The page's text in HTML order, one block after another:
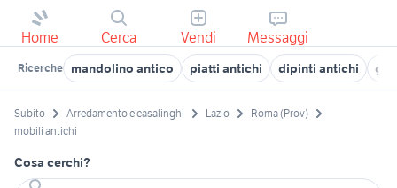
Home Cerca Vendi Messaggi
Ricerche mandolino antico piatti antichi dipinti antichi
Subito Arredamento e casalinghi Lazio
Roma (Prov)
mobili antichi
Cosa cerchi?